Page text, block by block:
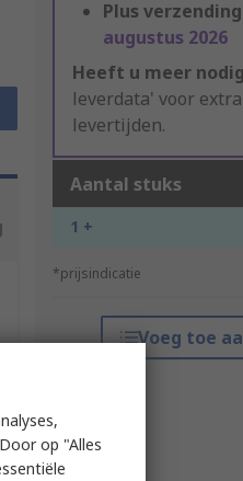
Plus verzending
augustus 2026
Heeft u meer
leverdata' voor
levertijden.
Aantal stuks
1 +
*prijsindicatie
Voeg toe
op "Alles